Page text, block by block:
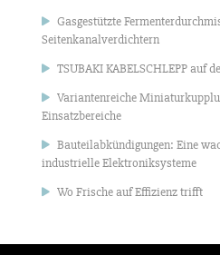
Gasgestützte
Seitenkanalverdichtern
TSUBAKI KABELSCHLEPP auf
Variantenreiche
Einsatzbereiche
Bauteilabkündigungen: Eine
industrielle Elektroniksysteme
Wo Frische auf Effizienz trifft